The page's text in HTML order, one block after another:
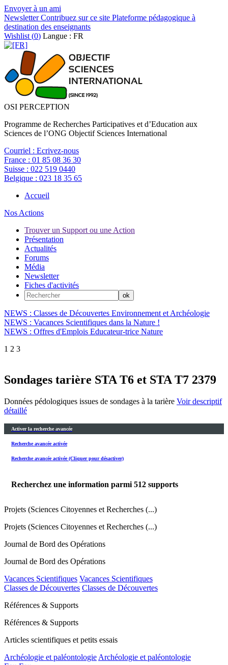
Envoyer à un ami
NewsletterContribuez sur ce site Plateforme pédagogique à
destination des enseignants
Wishlist (0) Langue : FR
OSI PERCEPTION
Programme de Recherches Participatives et d’Education aux
Sciences de l’ONG Objectif Sciences International
Courriel : Ecrivez-nous
France : 01 85 08 36 30
Suisse : 022 519 0440
Belgique : 023 18 35 65
Accueil
Nos Actions
Trouver un Support ou une Action
Présentation
Actualités
Forums
Média
Newsletter
Fiches d'activités
NEWS : Classes de Découvertes Environnement et Archéologie
NEWS : Vacances Scientifiques dans la Nature !
NEWS : Offres d'Emplois Educateur-trice Nature
1 2 3
Sondages tarière STA T6 et STA T7 2379
Données pédologiques issues de sondages à la tarière Voir descriptif
détaillé
Activer la recherche avancée
Recherche avancée activée
Recherche avancée activée (Cliquer pour désactiver)
Recherchez une information parmi 512 supports
Projets (Sciences Citoyennes et Recherches (...)
Projets (Sciences Citoyennes et Recherches (...)
Journal de Bord des Opérations
Journal de Bord des Opérations
Vacances Scientifiques Vacances Scientifiques
Classes de Découvertes Classes de Découvertes
Références & Supports
Références & Supports
Articles scientifiques et petits essais
Archéologie et paléontologie Archéologie et paléontologie